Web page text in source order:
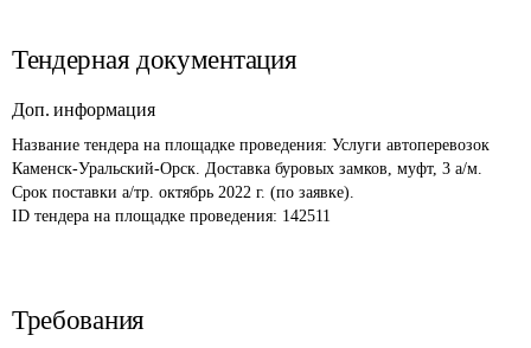
Тендерная документация
Доп. информация
Название тендера на площадке проведения: Услуги автоперевозок
Каменск-Уральский-Орск. Доставка буровых замков, муфт, 3 а/м.
Срок поставки а/тр. октябрь 2022 г. (по заявке).
ID тендера на площадке проведения: 142511
Требования